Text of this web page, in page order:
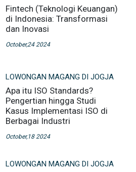
Fintech (Teknologi Keuangan)
di Indonesia: Transformasi
dan Inovasi
October,24 2024
LOWONGAN MAGANG DI JOGJA
Apa itu ISO Standards?
Pengertian hingga Studi
Kasus Implementasi ISO di
Berbagai Industri
October,18 2024
LOWONGAN MAGANG DI JOGJA